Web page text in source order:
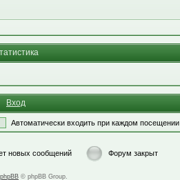
Вход
Автоматически входить при каждом посещении
новых сообщений Форум закрыт
phpBB © phpBB Group.